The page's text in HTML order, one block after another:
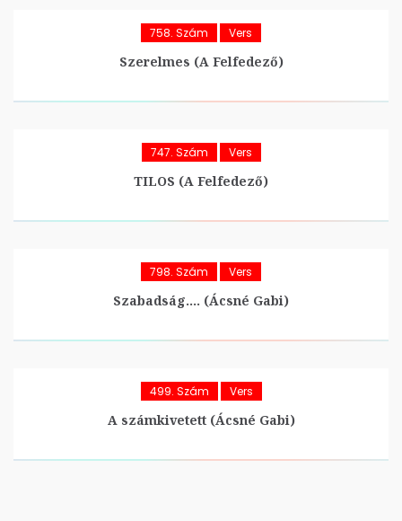
758. Szám Vers
Szerelmes (A Felfedező)
747. Szám Vers
TILOS (A Felfedező)
798. Szám Vers
Szabadság…. (Ácsné Gabi)
499. Szám Vers
A számkivetett (Ácsné Gabi)